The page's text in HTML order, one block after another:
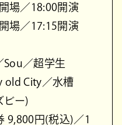
場／18:00開演
場／17:15開演
Sou／超学生
old City／水槽
ビー)
9,800円(税込)／1